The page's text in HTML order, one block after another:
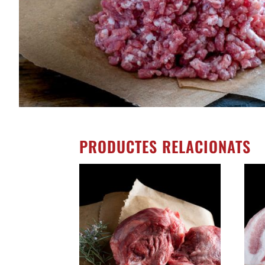
PRODUCTES RELACIONATS